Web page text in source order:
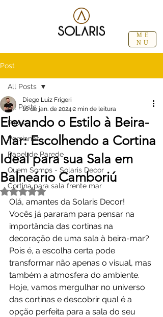
ME
NU
Post
All Posts
Pisos
Persianas
Papel de Parede
Quem Somos - Solaris Decor
Cortina para sala frente mar
All Posts
Elevando o Estilo à Beira-
Mar: Escolhendo a Cortina
Ideal para sua Sala em
Balneário Camboriú
Diego Luiz Frigeri
16 de jan. de 2024 2 min de leitura
Avaliado com NaN de 5 estrelas.
Olá, amantes da Solaris Decor!
Vocês já pararam para pensar na
importância das cortinas na
decoração de uma sala à beira-mar?
Pois é, a escolha certa pode
transformar não apenas o visual, mas
também a atmosfera do ambiente.
Hoje, vamos mergulhar no universo
das cortinas e descobrir qual é a
opção perfeita para a sala do seu